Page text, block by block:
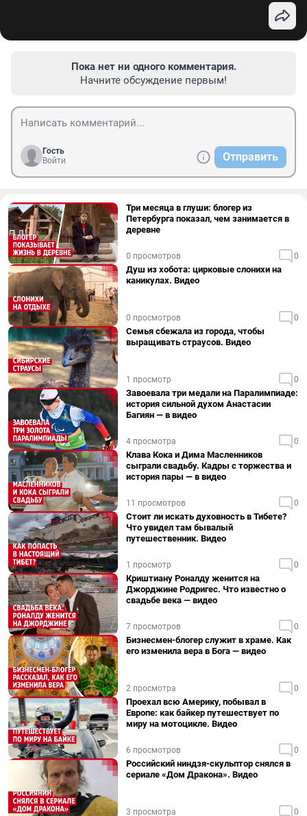
Пока нет ни одного комментария.
Начните обсуждение первым!
Гость
Войти
Отправить
Три месяца в глуши: блогер из
Петербурга показал, чем занимается в
деревне
0 просмотров 0
Душ из хобота: цирковые слонихи на
каникулах. Видео
0 просмотров 0
Семья сбежала из города, чтобы
выращивать страусов. Видео
1 просмотр 0
Завоевала три медали на Паралимпиаде:
история сильной духом Анастасии
Багиян — в видео
4 просмотра 0
Клава Кока и Дима Масленников
сыграли свадьбу. Кадры с торжества и
история пары — в видео
11 просмотров 0
Стоит ли искать духовность в Тибете?
Что увидел там бывалый
путешественник. Видео
1 просмотр 0
Криштиану Роналду женится на
Джорджине Родригес. Что известно о
свадьбе века — видео
7 просмотров 0
Бизнесмен-блогер служит в храме. Как
его изменила вера в Бога — видео
2 просмотра 0
Проехал всю Америку, побывал в
Европе: как байкер путешествует по
миру на мотоцикле. Видео
6 просмотров 0
Российский ниндзя-скульптор снялся в
сериале «Дом Дракона». Видео
3 просмотра 0